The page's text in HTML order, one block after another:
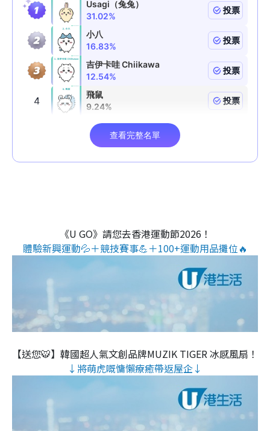
《U GO》請您去香港運動節2026！
體驗新興運動💦＋競技賽事💪＋100+運動用品攤位🔥
【送您🐯】韓國超人氣文創品牌MUZIK TIGER 冰感風扇！
↓將萌虎嘅慵懶療癒帶返屋企↓